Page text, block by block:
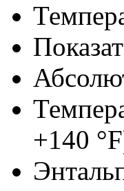
+140 °F